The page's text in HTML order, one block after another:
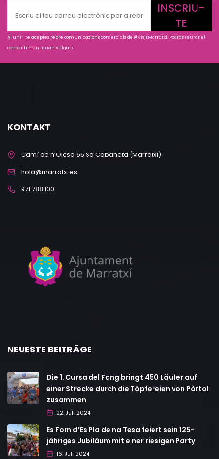
INSCRIU-
TE
Al unir-te aceptes rebre comunicacions comercials de #VisitMarratxí. Podràs retirar el
consentiment quan vulguis.
KONTAKT
Camí de n’Olesa 66 Sa Cabaneta (Marratxí)
hola@marratxi.es
971 788 100
NEUESTE BEITRÄGE
Die 1. Cursa del Fang bringt 450 Läufer auf
einer Strecke durch die Töpfereien von Pòrtol
zusammen
22. Juli 2024
Es Forn d’Es Pla de na Tesa feiert sein 125-
jähriges Jubiläum mit einer riesigen Party
16. Juli 2024